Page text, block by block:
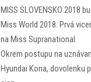
MISS SLOVENSKO 2018
Miss World 2018. Prvá
na Miss Supranational.
Okrem postupu na
Hyundai Kona, dovolenku